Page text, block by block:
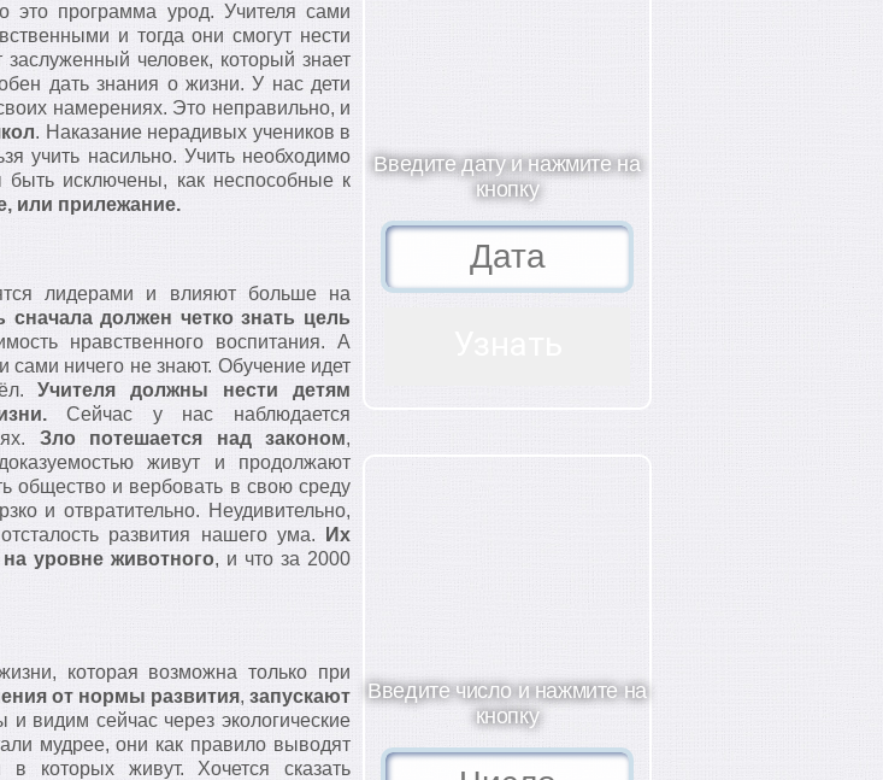
это программа урод. Учителя сами
и тогда они смогут нести
заслуженный человек, который знает
дать знания о жизни. У нас дети
намерениях. Это неправильно, и
. Наказание нерадивых учеников в
учить насильно. Учить необходимо
быть исключены, как неспособные к
или прилежание.
лидерами и влияют больше на
сначала должен четко знать цель
нравственного воспитания. А
сами ничего не знают. Обучение идет
Учителя должны нести детям
Сейчас у нас наблюдается
Зло потешается над законом,
живут и продолжают
общество и вербовать в свою среду
и отвратительно. Неудивительно,
развития нашего ума.
Их
уровне животного, и что за 2000
которая возможна только при
от нормы развития, запускают
и видим сейчас через экологические
мудрее, они как правило выводят
которых живут. Хочется сказать
Введите дату и нажмите на
кнопку
Введите число и нажмите на
кнопку